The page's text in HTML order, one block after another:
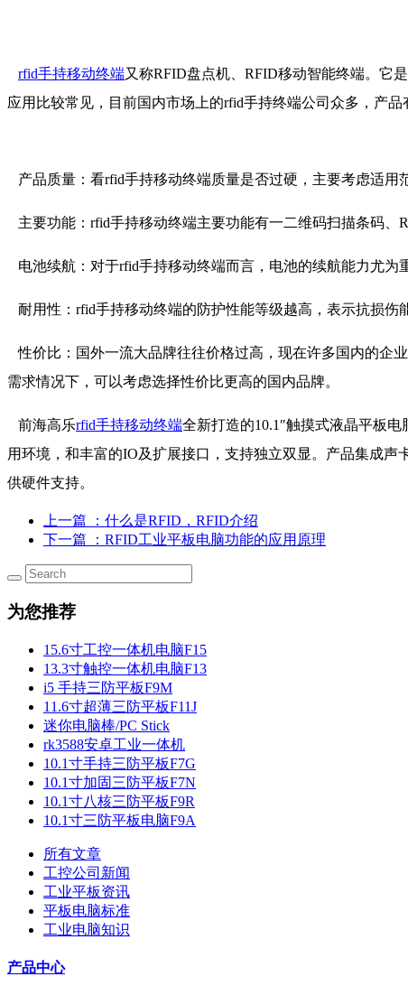
rfid手持移动终端又称RFID盘点机、RFID移动智能终端。它
应用比较常见，目前国内市场上的rfid手持终端公司众多，产
产品质量：看rfid手持移动终端质量是否过硬，主要考虑适用
主要功能：rfid手持移动终端主要功能有一二维码扫描条码、
电池续航：对于rfid手持移动终端而言，电池的续航能力尤为
耐用性：rfid手持移动终端的防护性能等级越高，表示抗损伤
性价比：国外一流大品牌往往价格过高，现在许多国内的企
需求情况下，可以考虑选择性价比更高的国内品牌。
前海高乐rfid手持移动终端全新打造的10.1″触摸式液晶平板
用环境，和丰富的IO及扩展接口，支持独立双显。产品集成
供硬件支持。
上一篇
：什么是RFID，RFID介绍
下一篇
：RFID工业平板电脑功能的应用原理
为您推荐
15.6寸工控一体机电脑F15
13.3寸触控一体机电脑F13
i5 手持三防平板F9M
11.6寸超薄三防平板F11J
迷你电脑棒/PC Stick
rk3588安卓工业一体机
10.1寸手持三防平板F7G
10.1寸加固三防平板F7N
10.1寸八核三防平板F9R
10.1寸三防平板电脑F9A
所有文章
工控公司新闻
工业平板资讯
平板电脑标准
工业电脑知识
产品中心